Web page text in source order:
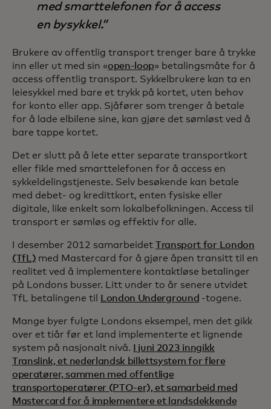
med smarttelefonen for å access
en bysykkel.
Brukere av offentlig transport trenger bare å trykke
inn eller ut med sin «open-loop» betalingsmåte for å
access offentlig transport. Sykkelbrukere kan ta en
leiesykkel med bare et trykk på kortet, uten behov
for konto eller app. Sjåfører som trenger å betale
for å lade elbilene sine, kan gjøre det sømløst ved å
bare tappe kortet.
Det er slutt på å lete etter separate transportkort
eller fikle med smarttelefonen for å access en
sykkeldelingstjeneste. Selv besøkende kan betale
med debet- og kredittkort, enten fysiske eller
digitale, like enkelt som lokalbefolkningen. Access til
transport er sømløs og effektiv for alle.
I desember 2012 samarbeidet Transport for London
(TfL) med Mastercard for å gjøre åpen transitt til en
realitet ved å implementere kontaktløse betalinger
på Londons busser. Litt under to år senere utvidet
TfL betalingene til
London Underground -togene.
Mange byer fulgte Londons eksempel, men det gikk
over et tiår før et land implementerte et lignende
system på nasjonalt nivå.
I juni 2023 inngikk
Translink, et nederlandsk billettsystem for flere
operatører, sammen med offentlige
transportoperatører (PTO-er), et samarbeid med
Mastercard for å implementere et landsdekkende